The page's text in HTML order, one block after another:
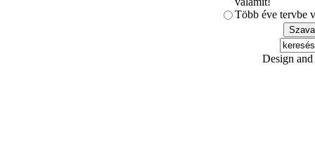
Több éve tervbe
Design